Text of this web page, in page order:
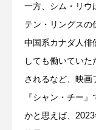
一方、シム・リウ
テン・リングスの
中国系カナダ人俳
しても働いてい
されるなど、映画
『シャン・チー
かと思えば、